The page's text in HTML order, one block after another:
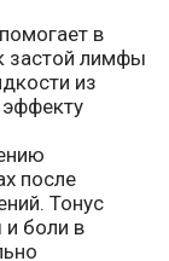
в
застой лимфы
из
после
Тонус
боли в